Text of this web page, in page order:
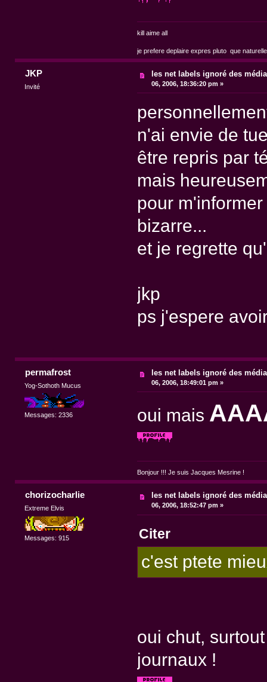
kill aime all
je prefere deplaire expres pluto que
JKP
Invité
les net labels ignoré des
06, 2006, 18:36:20 pm »
n'ai envie de
être repris par
mais
pour
bizarre...
et je regrette
jkp
ps j'espere
permafrost
Yog-Sothoth Mucus
Messages: 2336
les net labels ignoré des
06, 2006, 18:49:01 pm »
oui mais
Bonjour !!! Je suis Jacques Mesrine !
chorizocharlie
Extreme Elvis
Messages: 915
les net labels ignoré des
06, 2006, 18:52:47 pm »
Citer
c'est ptete
oui chut,
journaux !